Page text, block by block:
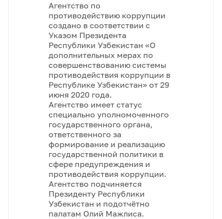
Агентство по
противодействию коррупции
создано в соответствии с
Указом Президента
Республики Узбекистан «О
дополнительных мерах по
совершенствованию системы
противодействия коррупции в
Республике Узбекистан» от 29
июня 2020 года.
Агентство имеет статус
специально уполномоченного
государственного органа,
ответственного за
формирование и реализацию
государственной политики в
сфере предупреждения и
противодействия коррупции.
Агентство подчиняется
Президенту Республики
Узбекистан и подотчётно
палатам Олий Мажлиса.